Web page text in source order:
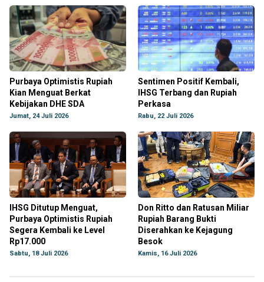
Purbaya Optimistis Rupiah
Kian Menguat Berkat
Kebijakan DHE SDA
Jumat, 24 Juli 2026
Sentimen Positif Kembali,
IHSG Terbang dan Rupiah
Perkasa
Rabu, 22 Juli 2026
IHSG Ditutup Menguat,
Purbaya Optimistis Rupiah
Segera Kembali ke Level
Rp17.000
Sabtu, 18 Juli 2026
Don Ritto dan Ratusan Miliar
Rupiah Barang Bukti
Diserahkan ke Kejagung
Besok
Kamis, 16 Juli 2026